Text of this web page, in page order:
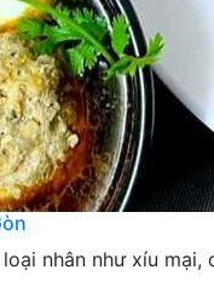
nhân như xíu